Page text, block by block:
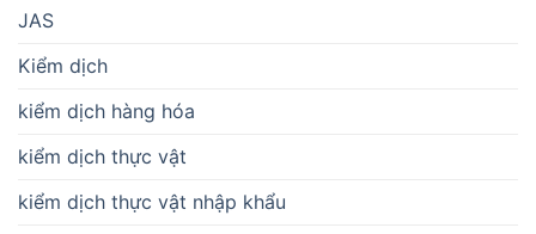
JAS
Kiểm dịch
kiểm dịch hàng hóa
kiểm dịch thực vật
kiểm dịch thực vật nhập khẩu